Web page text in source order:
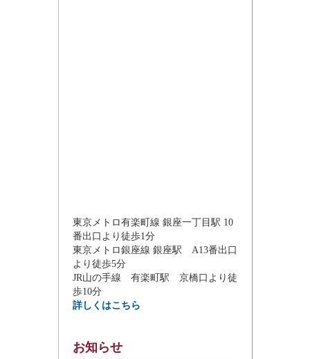
東京メトロ有楽町線 銀座一丁目駅 10
番出口より徒歩1分
東京メトロ銀座線 銀座駅 A13番出口
より徒歩5分
JR山の手線 有楽町駅 京橋口より徒
歩10分
詳しくはこちら
お知らせ